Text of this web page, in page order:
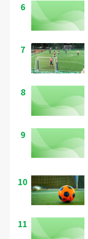
6
7
8
9
10
11